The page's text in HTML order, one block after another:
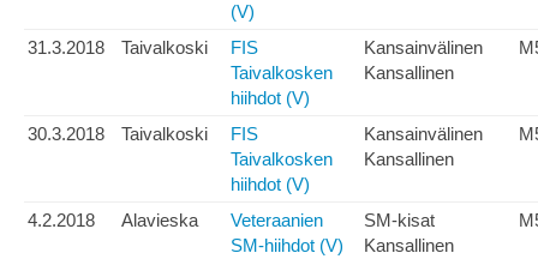
(V)
31.3.2018 Taivalkoski
FIS
Taivalkosken
hiihdot (V)
Kansainvälinen
Kansallinen
30.3.2018 Taivalkoski
FIS
Taivalkosken
hiihdot (V)
Kansainvälinen
Kansallinen
4.2.2018 Alavieska
Veteraanien
SM-hiihdot (V)
SM-kisat
Kansallinen